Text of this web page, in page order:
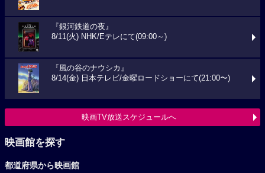
『銀河鉄道の夜』
8/11(火) NHK/Eテレにて(09:00～)
『風の谷のナウシカ』
8/14(金) 日本テレビ/金曜ロードショーにて(21:00〜)
映画TV放送スケジュールへ
映画館を探す
都道府県から映画館